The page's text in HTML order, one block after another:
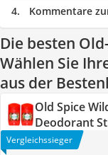
Kommentare
Die besten
Wählen Sie
aus der
Old Spice
Deodorant
Vergleichssieger